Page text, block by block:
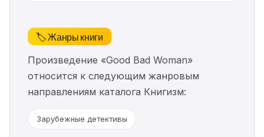
🏷️ Жанры книги
Произведение «Good Bad Woman»
относится к следующим жанровым
направлениям каталога Книгизм:
Зарубежные детективы